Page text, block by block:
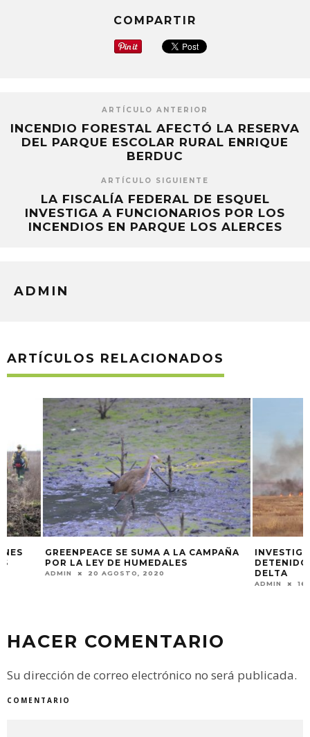
COMPARTIR
ARTÍCULO ANTERIOR
INCENDIO FORESTAL AFECTÓ LA RESERVA
DEL PARQUE ESCOLAR RURAL ENRIQUE
BERDUC
ARTÍCULO SIGUIENTE
LA FISCALÍA FEDERAL DE ESQUEL
INVESTIGA A FUNCIONARIOS POR LOS
INCENDIOS EN PARQUE LOS ALERCES
ADMIN
ARTÍCULOS RELACIONADOS
GREENPEACE SE SUMA A LA CAMPAÑA
POR LA LEY DE HUMEDALES
20 AGOSTO, 2020
INVESTIGAN SI
DETENIDOS
16
HACER COMENTARIO
Su dirección de correo electrónico no será publicada.
COMENTARIO